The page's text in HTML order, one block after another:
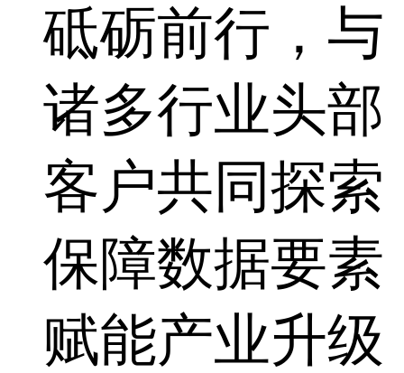
砥砺前行，与
诸多行业头部
客户共同探索
保障数据要素
赋能产业升级